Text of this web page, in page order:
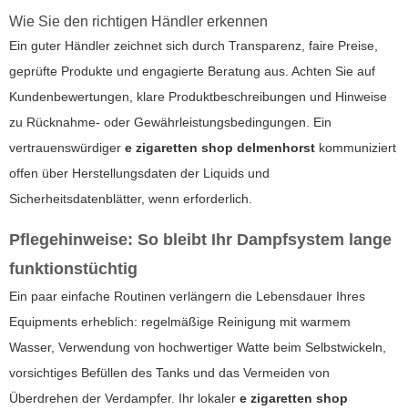
Wie Sie den richtigen Händler erkennen
Ein guter Händler zeichnet sich durch Transparenz, faire Preise,
geprüfte Produkte und engagierte Beratung aus. Achten Sie auf
Kundenbewertungen, klare Produktbeschreibungen und Hinweise
zu Rücknahme- oder Gewährleistungsbedingungen. Ein
vertrauenswürdiger e zigaretten shop delmenhorst kommuniziert
offen über Herstellungsdaten der Liquids und
Sicherheitsdatenblätter, wenn erforderlich.
Pflegehinweise: So bleibt Ihr Dampfsystem lange
funktionstüchtig
Ein paar einfache Routinen verlängern die Lebensdauer Ihres
Equipments erheblich: regelmäßige Reinigung mit warmem
Wasser, Verwendung von hochwertiger Watte beim Selbstwickeln,
vorsichtiges Befüllen des Tanks und das Vermeiden von
Überdrehen der Verdampfer. Ihr lokaler e zigaretten shop